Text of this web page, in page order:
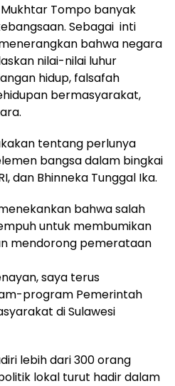
Tompo banyak
Sebagai inti
bahwa negara
nilai-nilai luhur
hidup, falsafah
bermasyarakat,
tentang perlunya
bangsa dalam bingkai
dan Bhinneka Tunggal Ika.
bahwa salah
untuk membumikan
mendorong pemerataan
saya terus
program Pemerintah
di Sulawesi
lebih dari 300 orang
lokal turut hadir dalam